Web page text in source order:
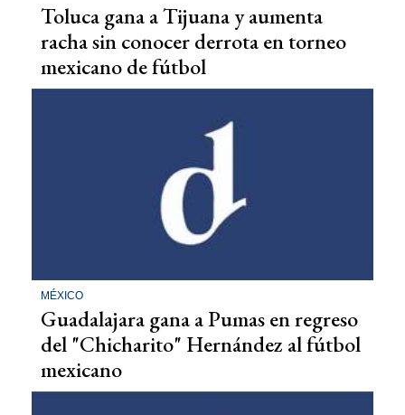
Toluca gana a Tijuana y aumenta
racha sin conocer derrota en torneo
mexicano de fútbol
MÉXICO
Guadalajara gana a Pumas en regreso
del "Chicharito" Hernández al fútbol
mexicano